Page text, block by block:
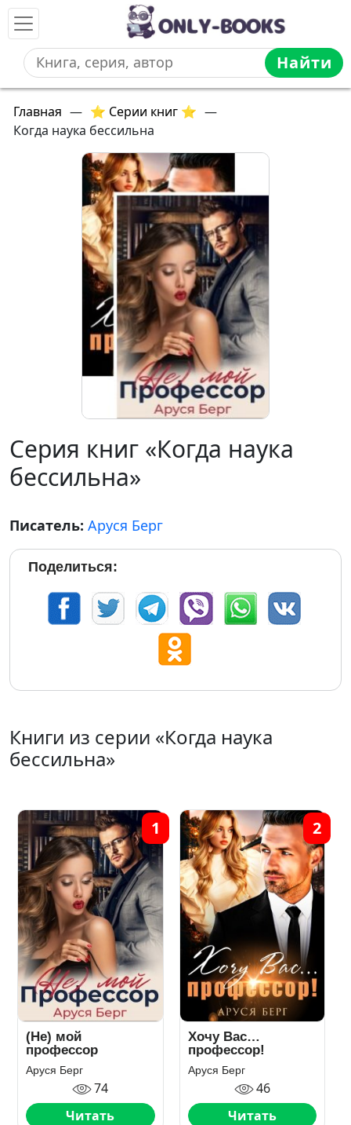
Найти
Главная — ⭐ Серии книг ⭐ —
Когда наука бессильна
Серия книг «Когда наука
бессильна»
Писатель: Аруся Берг
Поделиться:
Книги из серии «Когда наука
бессильна»
(Не) мой
профессор
Аруся Берг
74
Читать
1
Хочу Вас…
профессор!
Аруся Берг
46
Читать
2